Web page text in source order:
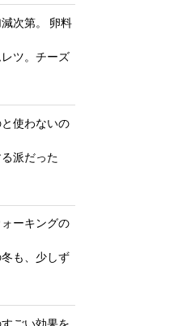
次第。 卵料
ツ。チーズ
使わないの
派だった
ーキングの
も、少しず
ごい効果を